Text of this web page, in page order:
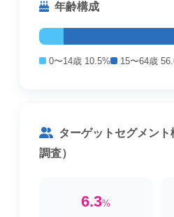
年齢構成
0〜14歳 10.5% 15〜64歳
ターゲットセグメン
調査）
6.3%